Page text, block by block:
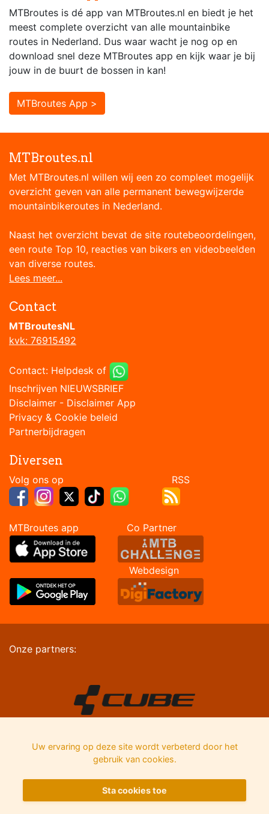
MTBroutes is dé app van MTBroutes.nl en biedt je het
meest complete overzicht van alle mountainbike
routes in Nederland. Dus waar wacht je nog op en
download snel deze MTBroutes app en kijk waar je bij
jouw in de buurt de bossen in kan!
MTBroutes App >
MTBroutes.nl
Met MTBroutes.nl willen wij een zo compleet mogelijk
overzicht geven van alle permanent bewegwijzerde
mountainbikeroutes in Nederland.
Naast het overzicht bevat de site routebeoordelingen,
een route Top 10, reacties van bikers en videobeelden
van diverse routes.
Lees meer...
Contact
MTBroutesNL
kvk: 76915492
Contact: Helpdesk of
Inschrijven NIEUWSBRIEF
Disclaimer - Disclaimer App
Privacy & Cookie beleid
Partnerbijdragen
Diversen
Volg ons op RSS
MTBroutes app Co Partner
Webdesign
Onze partners:
Uw ervaring op deze site wordt verbeterd door het
gebruik van cookies.
Sta cookies toe